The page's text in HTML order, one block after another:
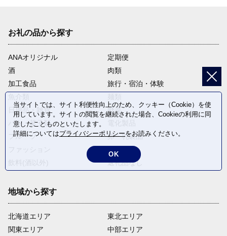
お礼の品から探す
ANAオリジナル
定期便
酒
肉類
加工食品
旅行・宿泊・体験
日用品・雑貨
野菜
パン・菓子類
フルーツ
卵・乳製品
返礼品なし
地域から探す
北海道エリア
関東エリア
東北エリア
中部エリア
当サイトでは、サイト利便性向上のため、クッキー（Cookie）を使
用しています。サイトの閲覧を継続された場合、Cookieの利用に同
意したことものといたします。
詳細についてはプライバシーポリシーをお読みください。
OK